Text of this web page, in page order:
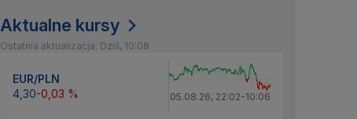
Aktualne kursy
Ostatnia aktualizacja: Dziś, 10:08
EUR/PLN
4,30-0,03 % 05.08.26, 22:02-10:06